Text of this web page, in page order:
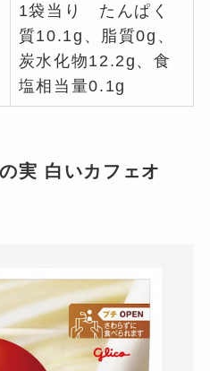
1袋当り たんぱく
質10.1g、脂質0g、
炭水化物12.2g、食
塩相当量0.1g
実 白いカフェオ